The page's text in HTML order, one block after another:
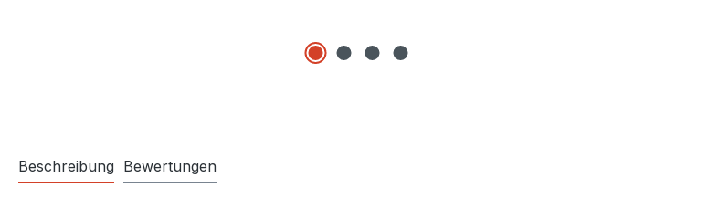
Beschreibung Bewertungen